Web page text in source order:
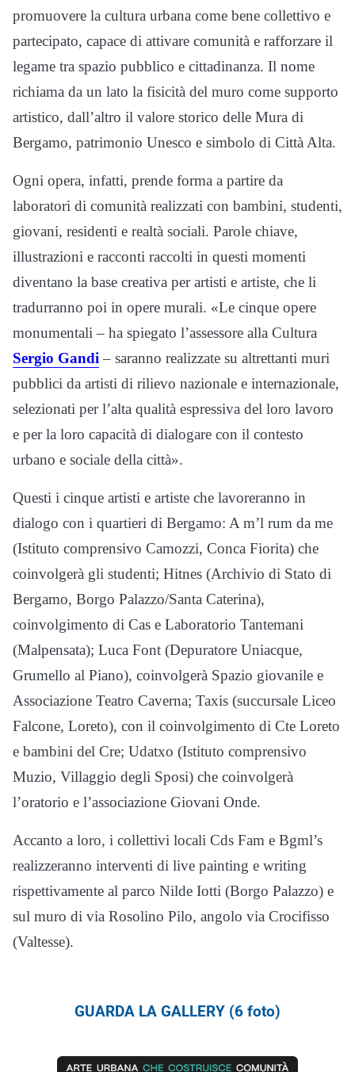
promuovere la cultura urbana come bene collettivo e
partecipato, capace di attivare comunità e rafforzare il
legame tra spazio pubblico e cittadinanza. Il nome
richiama da un lato la fisicità del muro come supporto
artistico, dall’altro il valore storico delle Mura di
Bergamo, patrimonio Unesco e simbolo di Città Alta.
Ogni opera, infatti, prende forma a partire da
laboratori di comunità realizzati con bambini, studenti,
giovani, residenti e realtà sociali. Parole chiave,
illustrazioni e racconti raccolti in questi momenti
diventano la base creativa per artisti e artiste, che li
tradurranno poi in opere murali. «Le cinque opere
monumentali – ha spiegato l’assessore alla Cultura
Sergio Gandi – saranno realizzate su altrettanti muri
pubblici da artisti di rilievo nazionale e internazionale,
selezionati per l’alta qualità espressiva del loro lavoro
e per la loro capacità di dialogare con il contesto
urbano e sociale della città».
Questi i cinque artisti e artiste che lavoreranno in
dialogo con i quartieri di Bergamo: A m’l rum da me
(Istituto comprensivo Camozzi, Conca Fiorita) che
coinvolgerà gli studenti; Hitnes (Archivio di Stato di
Bergamo, Borgo Palazzo/Santa Caterina),
coinvolgimento di Cas e Laboratorio Tantemani
(Malpensata); Luca Font (Depuratore Uniacque,
Grumello al Piano), coinvolgerà Spazio giovanile e
Associazione Teatro Caverna; Taxis (succursale Liceo
Falcone, Loreto), con il coinvolgimento di Cte Loreto
e bambini del Cre; Udatxo (Istituto comprensivo
Muzio, Villaggio degli Sposi) che coinvolgerà
l’oratorio e l’associazione Giovani Onde.
Accanto a loro, i collettivi locali Cds Fam e Bgml’s
realizzeranno interventi di live painting e writing
rispettivamente al parco Nilde Iotti (Borgo Palazzo) e
sul muro di via Rosolino Pilo, angolo via Crocifisso
(Valtesse).
GUARDA LA GALLERY (6 foto)